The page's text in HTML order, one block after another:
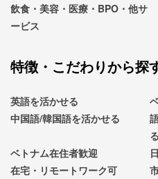
飲食・美容・医療・BPO・他サ
ービス
特徴・こだわりから探
英語を活かせる
中国語/韓国語を活かせる
ベトナム在住者歓迎
在宅・リモートワーク可